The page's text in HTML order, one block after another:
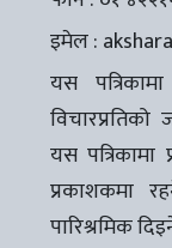
इमेल :
यस
यस पत्रिकामा
प्रकाशकमा
पारिश्रमिक